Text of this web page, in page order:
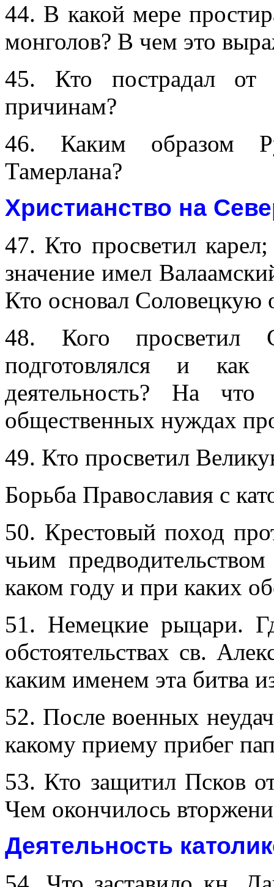
44. В какой мере
монголов? В чем это
45. Кто пострадал
причинам?
46. Каким образом
Тамерлана?
Христианство на
47. Кто просветил
значение имел
Кто основал Соловецкую
48. Кого просветил
подготовлялся и как
деятельность? На
общественных нуждах
49. Кто просветил
Борьба Православия с
50. Крестовый поход
чьим
каком году и при каких
51. Немецкие рыцари.
обстоятельствах св.
каким именем эта битва
52. После военных
какому приему прибег
53. Кто защитил Псков
Чем окончилось
Деятельность